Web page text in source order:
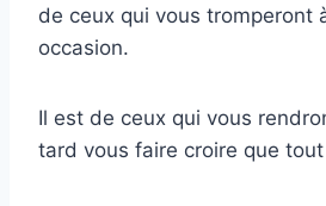
de ceux qui vous tromperont
occasion.
Il est de ceux qui vous
tard vous faire croire que